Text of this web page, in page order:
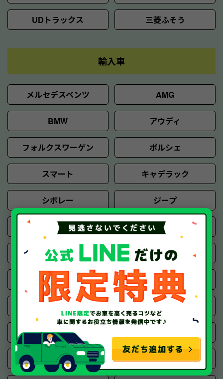
UDトラックス 三菱ふそう
輸入車
メルセデスベンツ AMG
BMW アウディ
フォルクスワーゲン ポルシェ
スマート キャデラック
シボレー ジープ
ハマー GMC
フォード リンカーン
クライスラー ダッジ
テスラ ジャガー
ランドローバー
ロータス ローバー